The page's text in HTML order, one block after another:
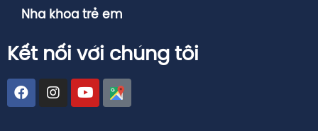
Kết nối với chúng tôi